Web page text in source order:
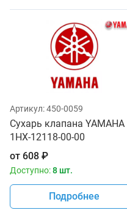
Артикул:450-0059
Сухарь клапана YAMAHA
1HX-12118-00-00
от 608 ₽
Доступно:8 шт.
Подробнее